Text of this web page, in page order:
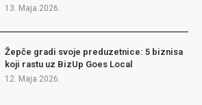
13. Maja 2026.
Žepče gradi svoje preduzetnice: 5 biznisa
koji rastu uz BizUp Goes Local
12. Maja 2026.